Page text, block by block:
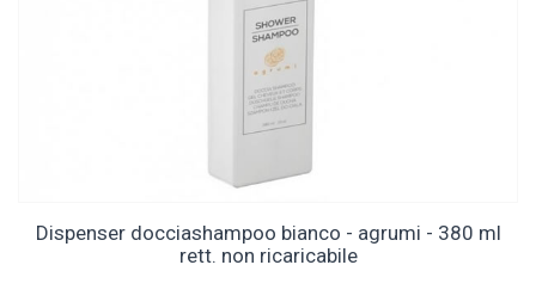
Dispenser docciashampoo bianco - agrumi - 380 ml
rett. non ricaricabile